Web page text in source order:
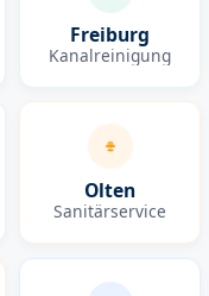
Freiburg
Kanalreinigung
Olten
Sanitärservice